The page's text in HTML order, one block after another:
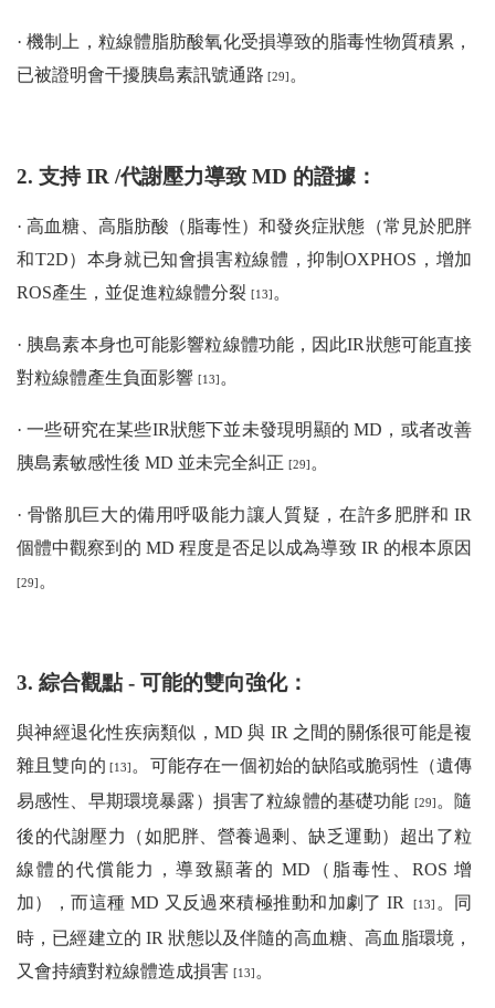
· 機制上，粒線體脂肪酸氧化受損導致的脂毒性物質積累，
已被證明會干擾胰島素訊號通路 [29] 。
2. 支持 IR /代謝壓力導致 MD 的證據：
· 高血糖、高脂肪酸（脂毒性）和發炎症狀態（常見於肥胖
和T2D）本身就已知會損害粒線體，抑制OXPHOS，增加
ROS產生，並促進粒線體分裂 [13] 。
· 胰島素本身也可能影響粒線體功能，因此IR狀態可能直接
對粒線體產生負面影響 [13] 。
· 一些研究在某些IR狀態下並未發現明顯的 MD，或者改善
胰島素敏感性後 MD 並未完全糾正 [29] 。
· 骨骼肌巨大的備用呼吸能力讓人質疑，在許多肥胖和 IR
個體中觀察到的 MD 程度是否足以成為導致 IR 的根本原因
[29] 。
3. 綜合觀點 - 可能的雙向強化：
與神經退化性疾病類似，MD 與 IR 之間的關係很可能是複
雜且雙向的 [13] 。可能存在一個初始的缺陷或脆弱性（遺傳
易感性、早期環境暴露）損害了粒線體的基礎功能 [29] 。隨
後的代謝壓力（如肥胖、營養過剩、缺乏運動）超出了粒
線體的代償能力，導致顯著的 MD（脂毒性、ROS 增
加），而這種 MD 又反過來積極推動和加劇了 IR
[13] 。同
時，已經建立的 IR 狀態以及伴隨的高血糖、高血脂環境，
又會持續對粒線體造成損害 [13] 。